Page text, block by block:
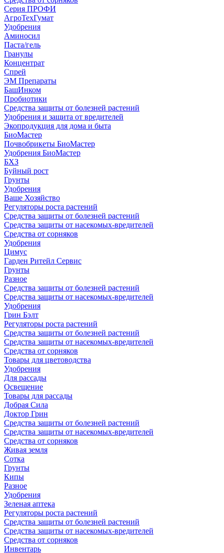
Серия ПРОФИ
АгроТехГумат
Удобрения
Аминосил
Паста/гель
Гранулы
Концентрат
Спрей
ЭМ Препараты
БашИнком
Пробиотики
Средства защиты от болезней растений
Удобрения и защита от вредителей
Экопродукция для дома и быта
БиоМастер
Почвобрикеты БиоМастер
Удобрения БиоМастер
БХЗ
Буйный рост
Грунты
Удобрения
Ваше Хозяйство
Регуляторы роста растений
Средства защиты от болезней растений
Средства защиты от насекомых-вредителей
Средства от сорняков
Удобрения
Цимус
Гарден Ритейл Сервис
Грунты
Разное
Средства защиты от болезней растений
Средства защиты от насекомых-вредителей
Удобрения
Грин Бэлт
Регуляторы роста растений
Средства защиты от болезней растений
Средства защиты от насекомых-вредителей
Средства от сорняков
Товары для цветоводства
Удобрения
Для рассады
Освещение
Товары для рассады
Добрая Сила
Доктор Грин
Средства защиты от болезней растений
Средства защиты от насекомых-вредителей
Средства от сорняков
Живая земля
Сотка
Грунты
Кипы
Разное
Удобрения
Зеленая аптека
Регуляторы роста растений
Средства защиты от болезней растений
Средства защиты от насекомых-вредителей
Средства от сорняков
Инвентарь